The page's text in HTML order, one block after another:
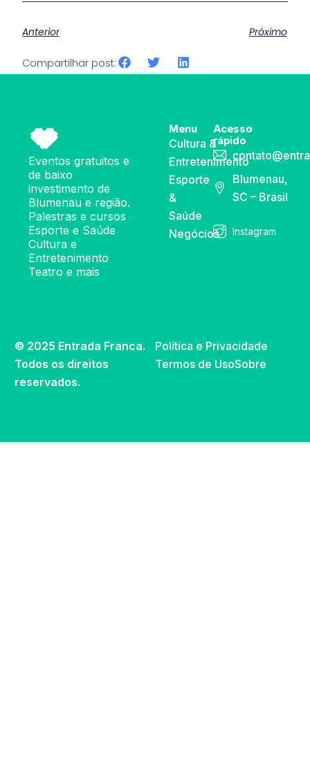
Anterior Próximo
Compartilhar post:
Eventos gratuitos e
de baixo
investimento de
Blumenau e região.
Palestras e cursos
Esporte e Saúde
Cultura e
Entretenimento
Teatro e mais
Menu
Cultura &
Entretenimento
Esporte
&
Saúde
Negócios
Acesso
rápido
Blumenau,
SC – Brasil
Instagram
© 2025 Entrada Franca.
Todos os direitos
reservados.
Política e Privacidade
Termos de UsoSobre